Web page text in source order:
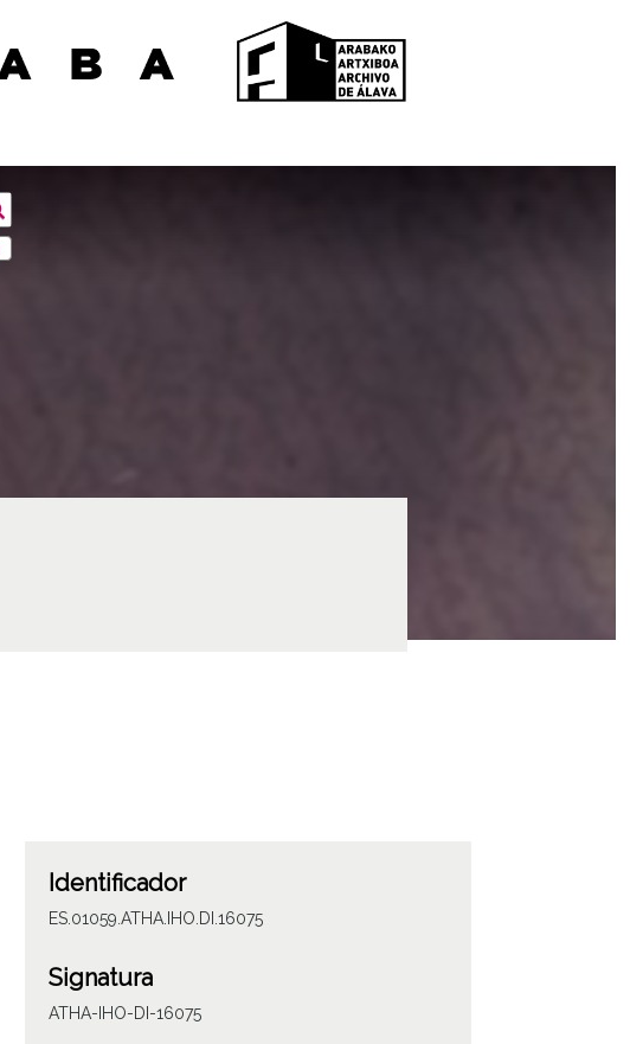
Identificador
ES.01059.ATHA.IHO.DI.16075
Signatura
ATHA-IHO-DI-16075